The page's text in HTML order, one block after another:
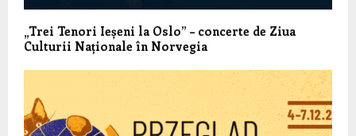
„Trei Tenori Ieșeni la Oslo” – concerte de Ziua
Culturii Naționale în Norvegia